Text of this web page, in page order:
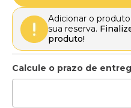
Adicionar o
sua reserva.
produto!